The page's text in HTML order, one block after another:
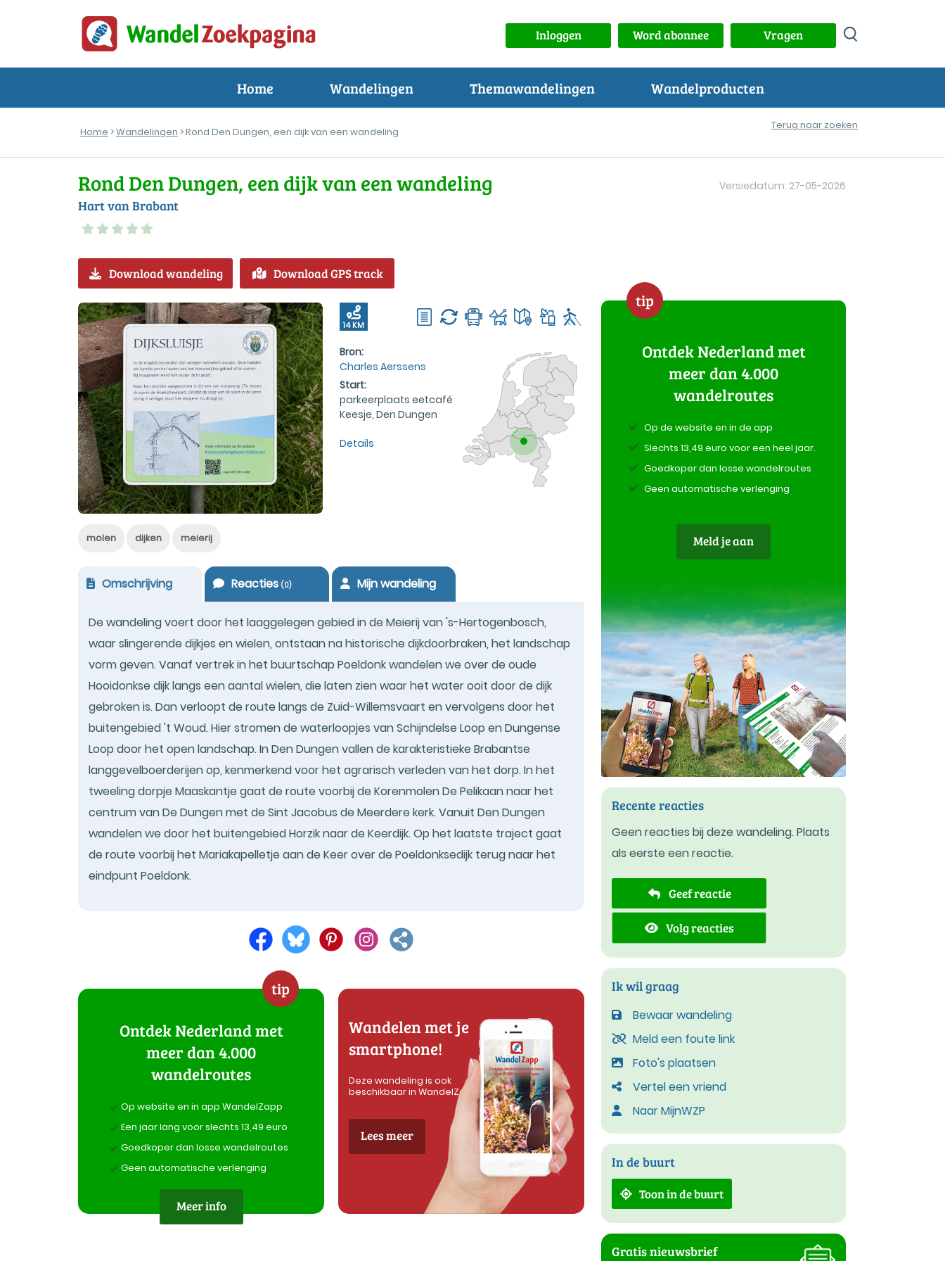
Inloggen Word abonnee Vragen
Home Wandelingen Themawandelingen Wandelproducten
Home >Wandelingen > Rond Den Dungen, een dijk van een wandeling
Terug naar zoeken
Rond Den Dungen, een dijk van een wandeling
Hart van Brabant
Versiedatum: 27-05-2026
Download wandeling Download GPS track
14 KM
Bron:
Charles Aerssens
Start:
parkeerplaats eetcafé
Keesje, Den Dungen
Details
molen dijken meierij
Omschrijving Reacties(0) Mijn wandeling
De wandeling voert door het laaggelegen gebied in de Meierij van 's-Hertogenbosch,
waar slingerende dijkjes en wielen, ontstaan na historische dijkdoorbraken, het landschap
vorm geven. Vanaf vertrek in het buurtschap Poeldonk wandelen we over de oude
Hooidonkse dijk langs een aantal wielen, die laten zien waar het water ooit door de dijk
gebroken is. Dan verloopt de route langs de Zuid-Willemsvaart en vervolgens door het
buitengebied 't Woud. Hier stromen de waterloopjes van Schijndelse Loop en Dungense
Loop door het open landschap. In Den Dungen vallen de karakteristieke Brabantse
langgevelboerderijen op, kenmerkend voor het agrarisch verleden van het dorp. In het
tweeling dorpje Maaskantje gaat de route voorbij de Korenmolen De Pelikaan naar het
centrum van De Dungen met de Sint Jacobus de Meerdere kerk. Vanuit Den Dungen
wandelen we door het buitengebied Horzik naar de Keerdijk. Op het laatste traject gaat
de route voorbij het Mariakapelletje aan de Keer over de Poeldonksedijk terug naar het
eindpunt Poeldonk.
tip
Ontdek Nederland met
meer dan 4.000
wandelroutes
Op website en in app WandelZapp
Een jaar lang voor slechts 13,49 euro
Goedkoper dan losse wandelroutes
Geen automatische verlenging
Meer info
Wandelen met je
smartphone!
Deze wandeling is ook
beschikbaar in WandelZapp
Lees meer
tip
Ontdek Nederland met
meer dan 4.000
wandelroutes
Op de website en in de app
Slechts 13,49 euro voor een heel jaar.
Goedkoper dan losse wandelroutes
Geen automatische verlenging
Meld je aan
Recente reacties
Geen reacties bij deze wandeling. Plaats
als eerste een reactie.
Geef reactie
Volg reacties
Ik wil graag
Bewaar wandeling
Meld een foute link
Foto's plaatsen
Vertel een vriend
Naar MijnWZP
In de buurt
Toon in de buurt
Gratis nieuwsbrief